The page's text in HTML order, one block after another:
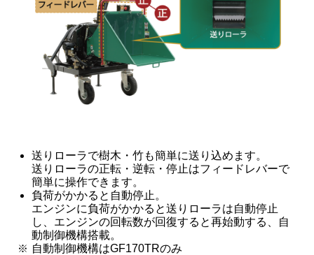
送りローラで樹木・竹も簡単に送り込めます。
送りローラの正転・逆転・停止はフィードレバーで
簡単に操作できます。
負荷がかかると自動停止。
エンジンに負荷がかかると送りローラは自動停止
し、エンジンの回転数が回復すると再始動する、自
動制御機構搭載。
自動制御機構はGF170TRのみ